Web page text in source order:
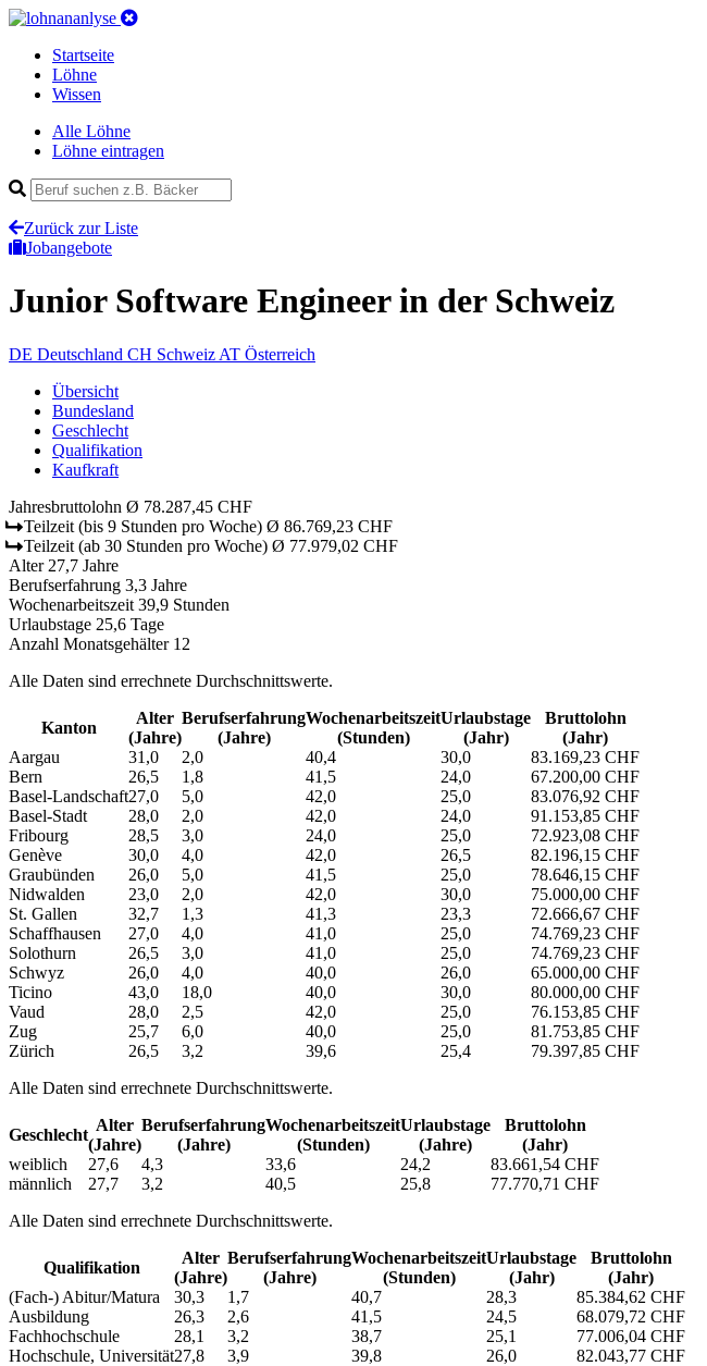
Startseite
Löhne
Wissen
Alle Löhne
Löhne eintragen
Zurück zur Liste
Jobangebote
Junior Software Engineerin der Schweiz
DE Deutschland CH Schweiz AT Österreich
Übersicht
Bundesland
Geschlecht
Qualifikation
Kaufkraft
Jahresbruttolohn Ø 78.287,45 CHF
Teilzeit (bis 9 Stunden pro Woche) Ø 86.769,23 CHF
Teilzeit (ab 30 Stunden pro Woche) Ø 77.979,02 CHF
Alter 27,7 Jahre
Berufserfahrung 3,3 Jahre
Wochenarbeitszeit 39,9 Stunden
Urlaubstage 25,6 Tage
Anzahl Monatsgehälter 12
Alle Daten sind errechnete Durchschnittswerte.
Kanton
Alter
(Jahre)
Berufs­erfahrung
(Jahre)
Wochen­arbeitszeit
(Stunden)
Urlaubs­tage
(Jahr)
Bruttolohn
(Jahr)
Aargau
31,0 2,0 40,4 30,0
83.169,23 CHF
Bern
26,5 1,8 41,5 24,0
67.200,00 CHF
Basel-Landschaft27,0 5,0 42,0 25,0
83.076,92 CHF
Basel-Stadt
28,0 2,0 42,0 24,0
91.153,85 CHF
Fribourg
28,5 3,0 24,0 25,0
72.923,08 CHF
Genève
30,0 4,0 42,0 26,5
82.196,15 CHF
Graubünden
26,0 5,0 41,5 25,0
78.646,15 CHF
Nidwalden
23,0 2,0 42,0 30,0
75.000,00 CHF
St. Gallen
32,7 1,3 41,3 23,3
72.666,67 CHF
Schaffhausen
27,0 4,0 41,0 25,0
74.769,23 CHF
Solothurn
26,5 3,0 41,0 25,0
74.769,23 CHF
Schwyz
26,0 4,0 40,0 26,0
65.000,00 CHF
Ticino
43,0 18,0 40,0 30,0
80.000,00 CHF
Vaud
28,0 2,5 42,0 25,0
76.153,85 CHF
Zug
25,7 6,0 40,0 25,0
81.753,85 CHF
Zürich
26,5 3,2 39,6 25,4
79.397,85 CHF
Alle Daten sind errechnete Durchschnittswerte.
Geschlecht
Alter
(Jahre)
Berufs­erfahrung
(Jahre)
Wochen­arbeitszeit
(Stunden)
Urlaubs­tage
(Jahre)
Bruttolohn
(Jahr)
weiblich
27,6 4,3 33,6 24,2
83.661,54 CHF
männlich
27,7 3,2 40,5 25,8
77.770,71 CHF
Alle Daten sind errechnete Durchschnittswerte.
Qualifikation
Alter
(Jahre)
Berufs­erfahrung
(Jahre)
Wochen­arbeitszeit
(Stunden)
Urlaubs­tage
(Jahr)
Bruttolohn
(Jahr)
(Fach-) Abitur/Matura
30,3 1,7 40,7 28,3
85.384,62 CHF
Ausbildung
26,3 2,6 41,5 24,5
68.079,72 CHF
Fachhochschule
28,1 3,2 38,7 25,1
77.006,04 CHF
Hochschule, Universität27,8 3,9 39,8 26,0 82.043,77 CHF